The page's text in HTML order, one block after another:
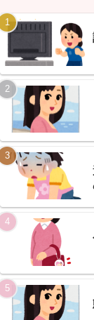
Powered by
とガリレオ民騒然
【悲報】 マイナ
NEW!
【画像】 週刊少
な漫画を巻頭カラ
飲み屋でケンカ
後、因果応報を
【悲報】邪悪球
塁ゲッツーが戦犯
Powered by